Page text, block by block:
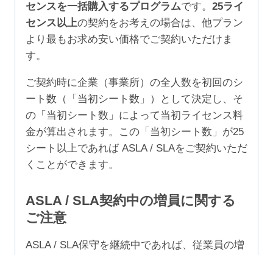
センスを一括購入するプログラムです。 25ライ
センス以上の契約をお考えの場合は、他プラン
より最もお求め安い価格でご契約いただけま
す。
ご契約時に企業（事業所）の全人数を初回のシ
ート数（「当初シート数」）として決定し、そ
の「当初シート数」によって当初ライセンス料
金が算出されます。この「当初シート数」が25
シート以上であれば ASLA / SLAをご契約いただ
くことができます。
ASLA / SLA契約中の増員に関する
ご注意
ASLA / SLA保守を継続中であれば、従業員の増